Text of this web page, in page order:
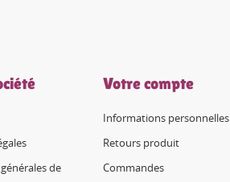
de
Votre compte
Informations personnelles
Retours produit
Commandes